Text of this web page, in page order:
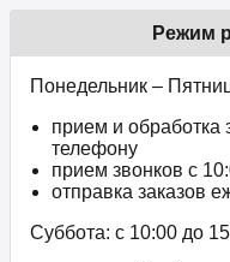
Режим
Понедельник –
прием и обработка
телефону
прием звонков c
отправка заказов
Суббота: с 10:00 до